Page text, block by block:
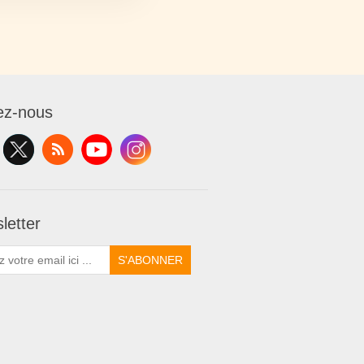
nous
S'ABONNER